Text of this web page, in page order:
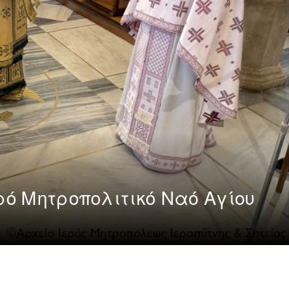
Μητροπολιτικό Ναό Αγίου